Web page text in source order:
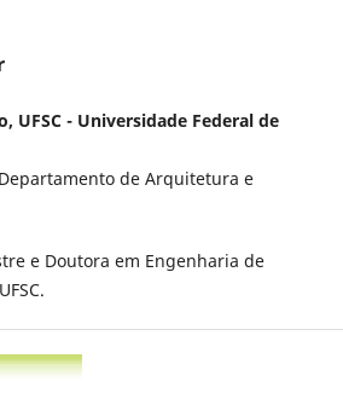
UFSC - Universidade Federal de
de Arquitetura e
e Doutora em Engenharia de